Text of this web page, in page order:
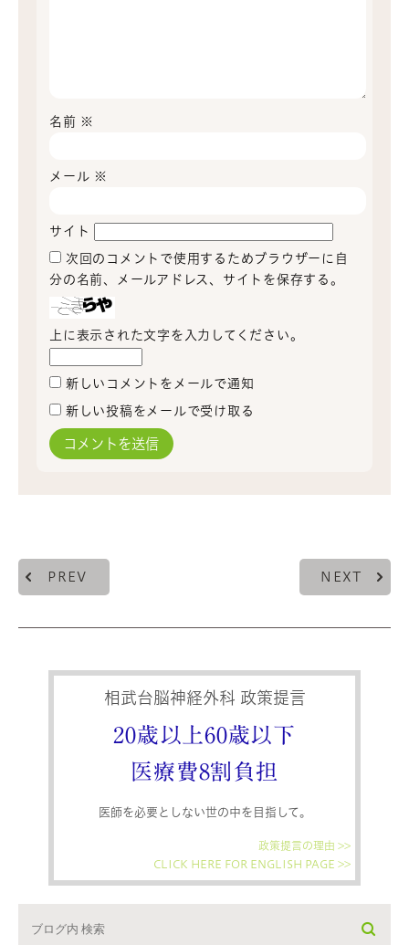
名前 ※
メール ※
サイト
次回のコメントで使用するためブラウザーに自
分の名前、メールアドレス、サイトを保存する。
上に表示された文字を入力してください。
新しいコメントをメールで通知
新しい投稿をメールで受け取る
PREV NEXT
相武台脳神経外科 政策提言
20歳以上60歳以下
医療費8割負担
医師を必要としない世の中を目指して。
政策提言の理由 >>
CLICK HERE FOR ENGLISH PAGE >>